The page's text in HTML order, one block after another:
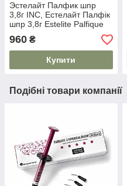
Эстелайт Палфик шпр
3,8г INC, Естелайт Палфік
шпр 3,8г Estelite Palfique
Paste syr 3,8
960 ₴
Купити
Подібні товари компанії